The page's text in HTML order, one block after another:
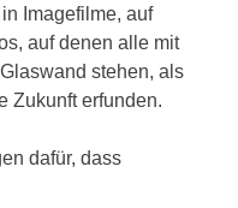
Imagefilme, auf
auf denen alle mit
stehen, als
Zukunft erfunden.
dafür, dass